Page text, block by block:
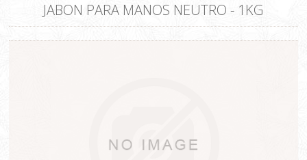
JABON PARA MANOS NEUTRO - 1KG